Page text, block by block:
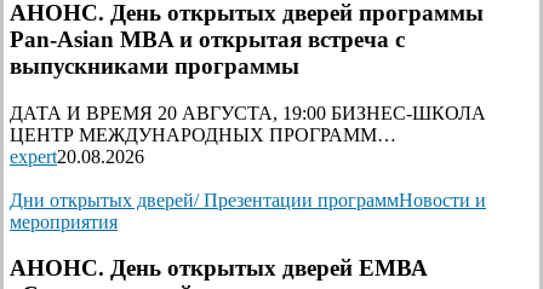
АНОНС. День открытых дверей программы
Pan-Asian MBA и открытая встреча с
выпускниками программы
ДАТА И ВРЕМЯ 20 АВГУСТА, 19:00 БИЗНЕС-ШКОЛА
ЦЕНТР МЕЖДУНАРОДНЫХ ПРОГРАММ…
expert20.08.2026
Дни открытых дверей/ Презентации программНовости и
мероприятия
АНОНС. День открытых дверей ЕМВА